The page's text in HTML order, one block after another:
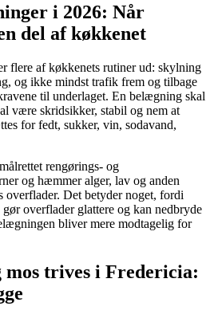
i 2026: Når
del af køkkenet
flere af køkkenets rutiner ud: skylning
og ikke mindst trafik frem og tilbage
til underlaget. En belægning skal
være skridsikker, stabil og nem at
for fedt, sukker, vin, sodavand,
rengørings- og
og hæmmer alger, lav og anden
overflader. Det betyder noget, fordi
overflader glattere og kan nedbryde
bliver mere modtagelig for
trives i Fredericia: